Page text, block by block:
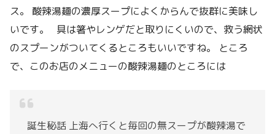
ス。 酸辣湯麺の濃厚スープによくからんで抜群に美味し
いです。 具は箸やレンゲだと取りにくいので、救う網状
のスプーンがついてくるところもいいですね。 ところ
で、このお店のメニューの酸辣湯麺のところには
誕生秘話 上海へ行くと毎回の無スープが酸辣湯で